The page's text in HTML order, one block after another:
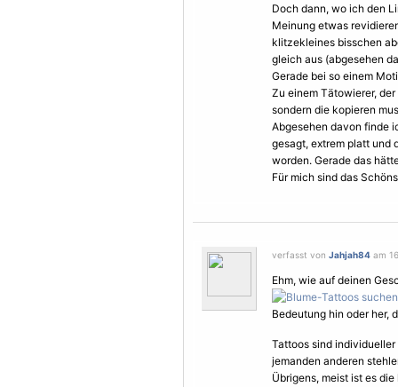
Doch dann, wo ich den
Meinung etwas
klitzekleines bisschen
gleich aus (abgesehen
Gerade bei so einem
Zu einem Tätowierer,
sondern die kopieren
Abgesehen davon finde
gesagt, extrem platt und
worden. Gerade das
Für mich sind das
verfasst von Jahjah84 am
Ehm, wie auf deinen
Bedeutung hin oder her,
Tattoos sind
jemanden anderen
Übrigens, meist ist es